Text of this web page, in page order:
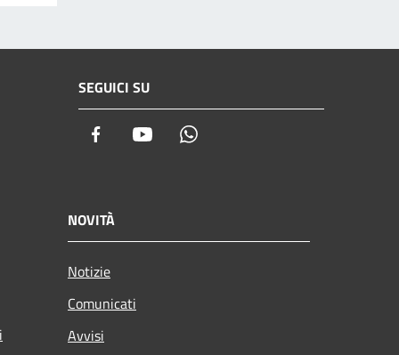
SEGUICI SU
Facebook Youtube
NOVITÀ
Notizie
Comunicati
Avvisi